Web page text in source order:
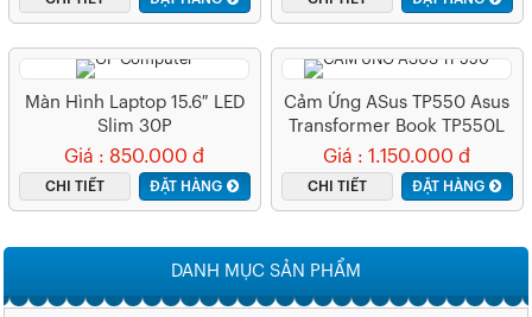
Màn Hình Laptop 15.6″ LED
Slim 30P
Giá : 850.000 đ
CHI TIẾT ĐẶT HÀNG
Cảm Ứng ASus TP550 Asus
Transformer Book TP550L
TP550LN TP550LA
Giá : 1.150.000 đ
CHI TIẾT ĐẶT HÀNG
DANH MỤC SẢN PHẨM